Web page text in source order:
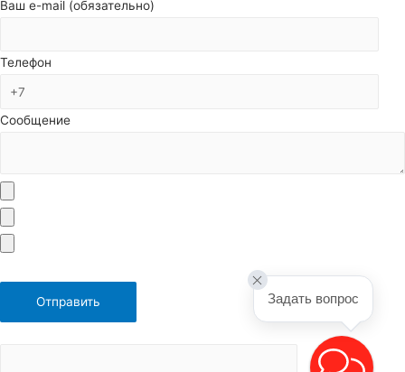
Ваш e-mail (обязательно)
Телефон
Сообщение
Задать вопрос